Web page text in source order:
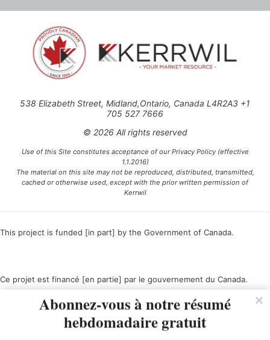
538 Elizabeth Street, Midland,Ontario, Canada L4R2A3 +1
705 527 7666
© 2026 All rights reserved
Use of this Site constitutes acceptance of our Privacy Policy (effective
1.1.2016)
The material on this site may not be reproduced, distributed, transmitted,
cached or otherwise used, except with the prior written permission of
Kerrwil
This project is funded [in part] by the Government of Canada.
Ce projet est financé [en partie] par le gouvernement du Canada.
Abonnez-vous à notre résumé
hebdomadaire gratuit